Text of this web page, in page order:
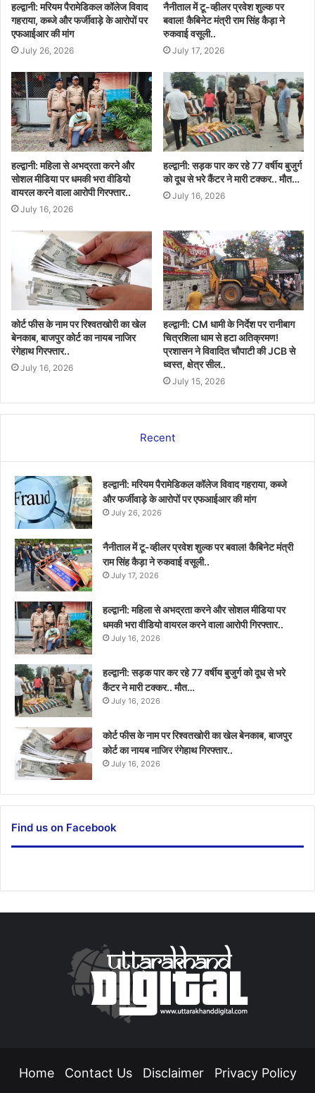
हल्द्वानी: मरियम पैरामेडिकल कॉलेज विवाद
गहराया, कब्जे और फर्जीवाड़े के आरोपों पर
एफआईआर की मांग
July 26, 2026
नैनीताल में टू-व्हीलर प्रवेश शुल्क पर
बवाल! कैबिनेट मंत्री राम सिंह कैड़ा ने
रुकवाई वसूली..
July 17, 2026
हल्द्वानी: महिला से अभद्रता करने और
सोशल मीडिया पर धमकी भरा वीडियो
वायरल करने वाला आरोपी गिरफ्तार..
July 16, 2026
हल्द्वानी: सड़क पार कर रहे 77 वर्षीय बुजुर्ग
को दूध से भरे कैंटर ने मारी टक्कर.. मौत…
July 16, 2026
कोर्ट फीस के नाम पर रिश्वतखोरी का खेल
बेनकाब, बाजपुर कोर्ट का नायब नाजिर
रंगेहाथ गिरफ्तार..
July 16, 2026
हल्द्वानी: CM धामी के निर्देश पर रानीबाग
चित्रशिला धाम से हटा अतिक्रमण!
प्रशासन ने विवादित चौपाटी की JCB से
ध्वस्त, क्षेत्र सील..
July 15, 2026
Recent
हल्द्वानी: मरियम पैरामेडिकल कॉलेज विवाद गहराया, कब्जे
और फर्जीवाड़े के आरोपों पर एफआईआर की मांग
July 26, 2026
नैनीताल में टू-व्हीलर प्रवेश शुल्क पर बवाल! कैबिनेट मंत्री
राम सिंह कैड़ा ने रुकवाई वसूली..
July 17, 2026
हल्द्वानी: महिला से अभद्रता करने और सोशल मीडिया पर
धमकी भरा वीडियो वायरल करने वाला आरोपी गिरफ्तार..
July 16, 2026
हल्द्वानी: सड़क पार कर रहे 77 वर्षीय बुजुर्ग को दूध से भरे
कैंटर ने मारी टक्कर.. मौत…
July 16, 2026
कोर्ट फीस के नाम पर रिश्वतखोरी का खेल बेनकाब, बाजपुर
कोर्ट का नायब नाजिर रंगेहाथ गिरफ्तार..
July 16, 2026
Find us on Facebook
Home Contact Us Disclaimer Privacy Policy